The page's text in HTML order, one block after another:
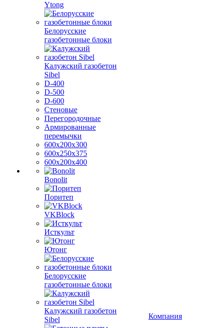
Ytong
Белорусские
газобетонные блоки
Калужский газобетон
Sibel
D-400
D-500
D-600
Стеновые
Перегородочные
Армированные
перемычки
600х200х300
600х250х375
600х200х400
Bonolit
Поритеп
VKBlock
Исткульт
Ютонг
Белорусские
газобетонные блоки
Калужский газобетон
Sibel
Компания